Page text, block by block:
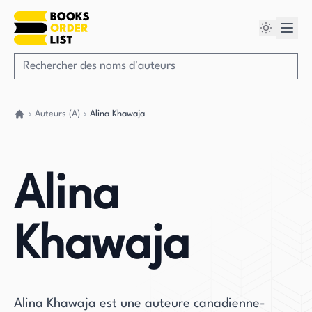
Auteurs (A) Alina Khawaja
Alina
Khawaja
Alina Khawaja est une auteure canadienne-